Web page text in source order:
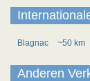
Blagnac ~50 km
Anderen